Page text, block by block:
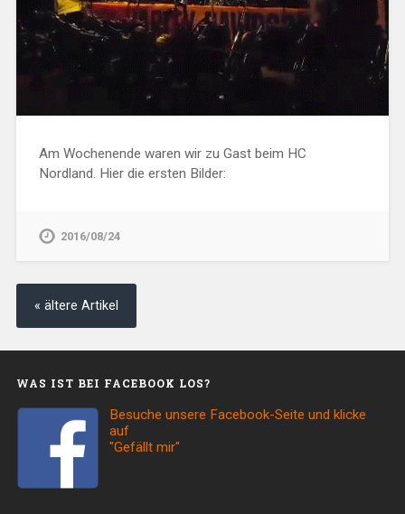
Am Wochenende waren wir zu Gast beim HC
Nordland. Hier die ersten Bilder:
2016/08/24
« ältere Artikel
WAS IST BEI FACEBOOK LOS?
Besuche unsere Facebook-Seite und klicke
auf
"Gefällt mir"